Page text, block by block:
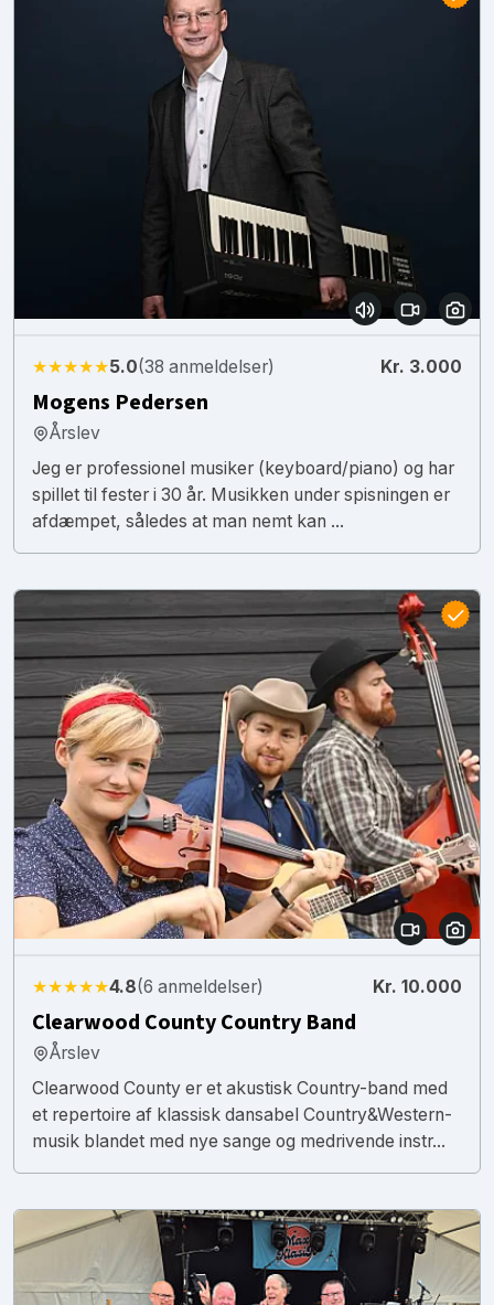
★★★★★5.0(38 anmeldelser) Kr. 3.000
Mogens Pedersen
Årslev
Jeg er professionel musiker (keyboard/piano) og har
spillet til fester i 30 år. Musikken under spisningen er
afdæmpet, således at man nemt kan ...
★★★★★4.8(6 anmeldelser) Kr. 10.000
Clearwood County Country Band
Årslev
Clearwood County er et akustisk Country-band med
et repertoire af klassisk dansabel Country&Western-
musik blandet med nye sange og medrivende instr...